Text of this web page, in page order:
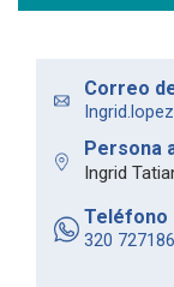
Correo
Persona
Ingrid
Teléfono
320